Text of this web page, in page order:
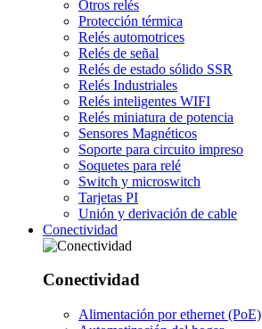
Otros relés
Protección térmica
Relés automotrices
Relés de señal
Relés de estado sólido SSR
Relés Industriales
Relés inteligentes WIFI
Relés miniatura de potencia
Sensores Magnéticos
Soporte para circuito impreso
Soquetes para relé
Switch y microswitch
Tarjetas PI
Unión y derivación de cable
Conectividad
Conectividad
Alimentación por ethernet (PoE)